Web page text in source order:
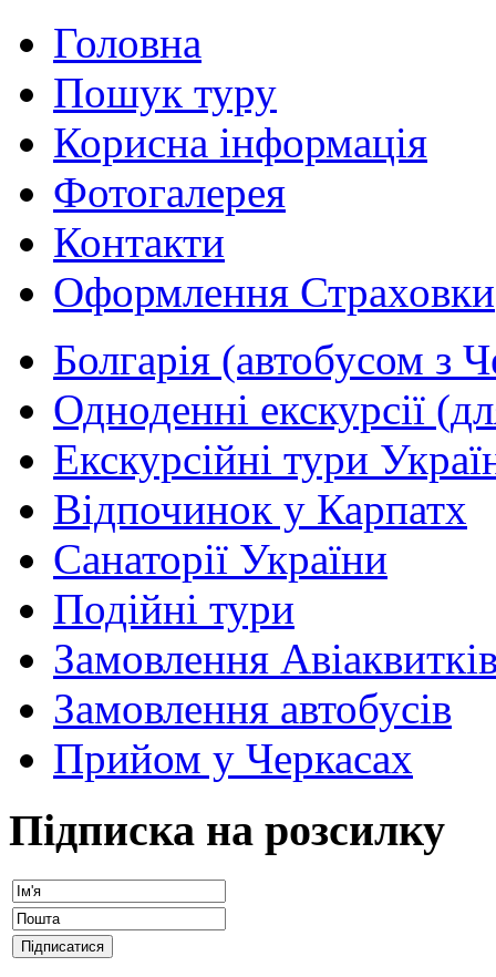
Головна
Пошук туру
Корисна інформація
Фотогалерея
Контакти
Оформлення Страховки
Болгарія (автобусом з
Одноденні екскурсії
Екскурсійні тури
Відпочинок у Карпатх
Санаторії України
Подійні тури
Замовлення
Замовлення автобусів
Прийом у Черкасах
Підписка на розсилку